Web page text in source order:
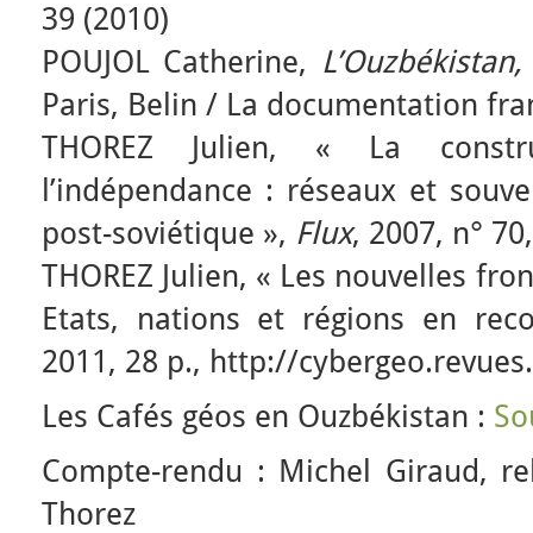
39 (2010)
POUJOL Catherine,
Paris, Belin / La documentation
THOREZ Julien, « La
l’indépendance : réseaux et
post-soviétique », Flux, 2007, n°
THOREZ Julien, « Les nouvelles
Etats, nations et régions en
2011, 28 p., http://
Les Cafés géos en Ouzbékistan :
Compte-rendu : Michel Giraud,
Thorez